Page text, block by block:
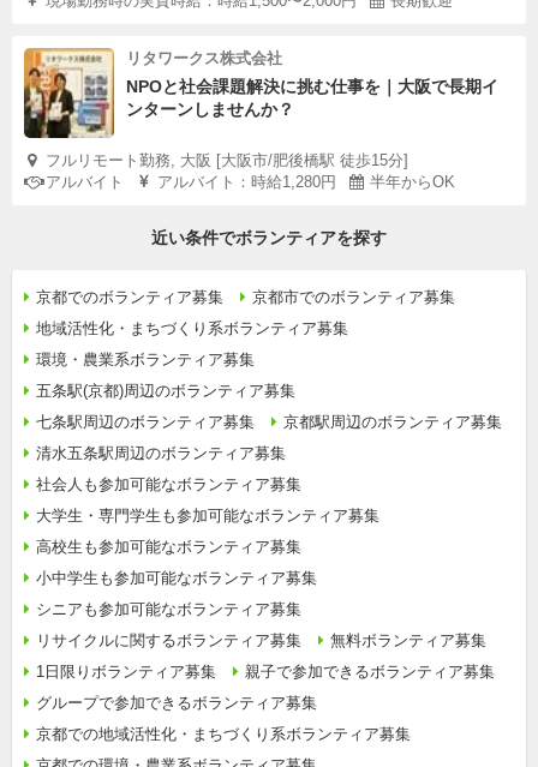
リタワークス株式会社
NPOと社会課題解決に挑む仕事を｜大阪で長期イ
ンターンしませんか？
フルリモート勤務, 大阪 [大阪市/肥後橋駅 徒歩15分]
アルバイト
アルバイト：時給1,280円 半年からOK
近い条件でボランティアを探す
京都でのボランティア募集
京都市でのボランティア募集
地域活性化・まちづくり系ボランティア募集
環境・農業系ボランティア募集
五条駅(京都)周辺のボランティア募集
七条駅周辺のボランティア募集
京都駅周辺のボランティア募集
清水五条駅周辺のボランティア募集
社会人も参加可能なボランティア募集
大学生・専門学生も参加可能なボランティア募集
高校生も参加可能なボランティア募集
小中学生も参加可能なボランティア募集
シニアも参加可能なボランティア募集
リサイクルに関するボランティア募集
無料ボランティア募集
1日限りボランティア募集
親子で参加できるボランティア募集
グループで参加できるボランティア募集
京都での地域活性化・まちづくり系ボランティア募集